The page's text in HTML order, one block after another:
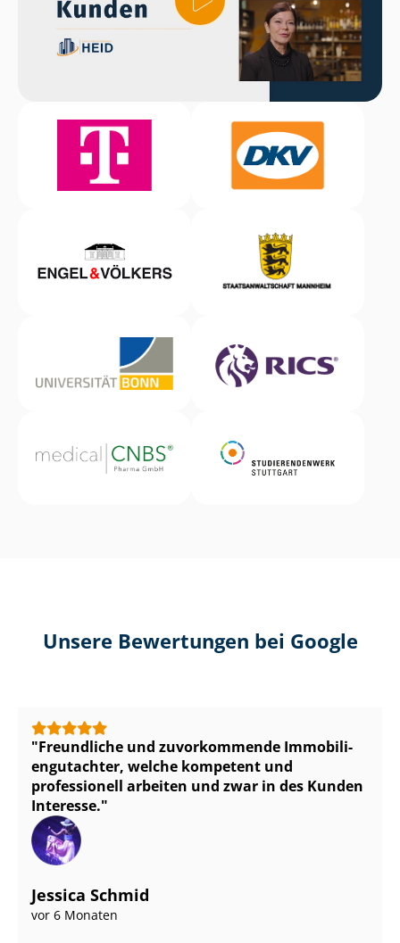
Unsere Bewertungen bei Google
Freundliche und zuvorkommende Im­mo­bi­li­
en­gut­ach­ter, welche kompetent und
professionell arbeiten und zwar in des Kunden
Interesse.
Jessica Schmid
vor 6 Monaten